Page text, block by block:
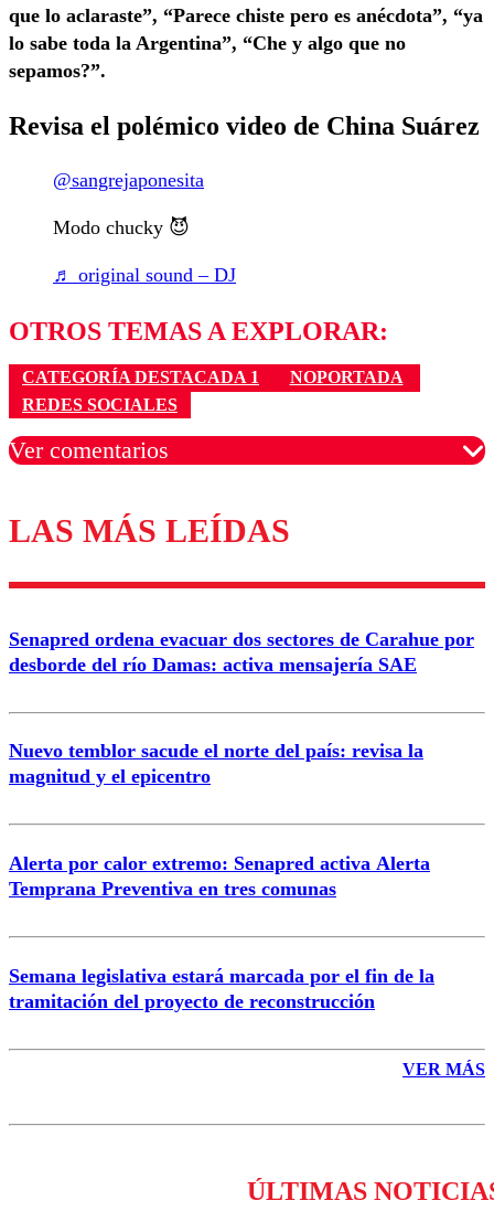
que lo aclaraste”, “Parece chiste pero es anécdota”, “ya
lo sabe toda la Argentina”, “Che y algo que no
sepamos?”.
Revisa el polémico video de China Suárez
@sangrejaponesita
Modo chucky 😈
♬ original sound – DJ
OTROS TEMAS A EXPLORAR:
CATEGORÍA DESTACADA 1
NOPORTADA
REDES SOCIALES
Ver comentarios
Los comentarios son moderados para garantizar un
diálogo respetuoso.
Correo
LAS MÁS LEÍDAS
Senapred ordena evacuar dos sectores de Carahue por
desborde del río Damas: activa mensajería SAE
Nuevo temblor sacude el norte del país: revisa la
magnitud y el epicentro
Alerta por calor extremo: Senapred activa Alerta
Temprana Preventiva en tres comunas
Semana legislativa estará marcada por el fin de la
tramitación del proyecto de reconstrucción
VER MÁS
ÚLTIMAS